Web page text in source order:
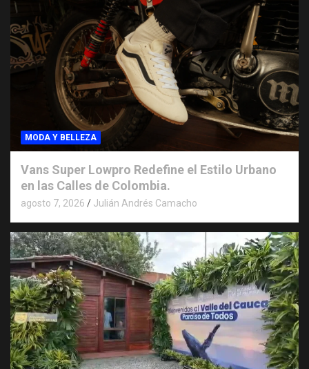
MODA Y BELLEZA
Vans Super Lowpro Redefine el Estilo Urbano
en las Calles de Colombia.
agosto 7, 2026 Julián Andrés Camacho